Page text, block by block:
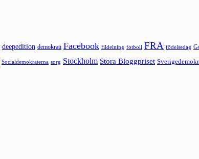
deepedition demokrati Facebook fildelning fotboll FRA födelsedag
Socialdemokraterna sorg Stockholm Stora Bloggpriset